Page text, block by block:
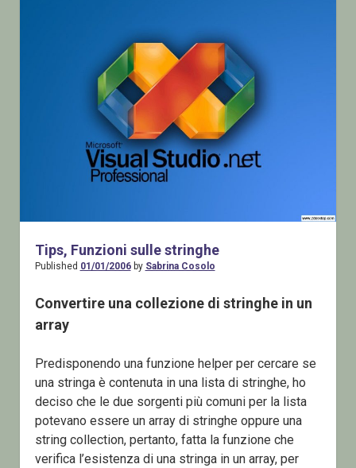
Tips, Funzioni sulle stringhe
Published 01/01/2006by Sabrina Cosolo
Convertire una collezione di stringhe in un
array
Predisponendo una funzione helper per cercare se
una stringa è contenuta in una lista di stringhe, ho
deciso che le due sorgenti più comuni per la lista
potevano essere un array di stringhe oppure una
string collection, pertanto, fatta la funzione che
verifica l’esistenza di una stringa in un array, per